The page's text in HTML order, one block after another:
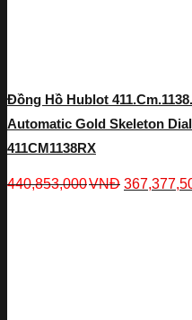
Đồng Hồ Hublot
Automatic Gold Skeleton
411CM1138RX
440,853,000VNĐ